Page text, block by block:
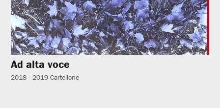
Ad alta voce
2018 - 2019 Cartellone